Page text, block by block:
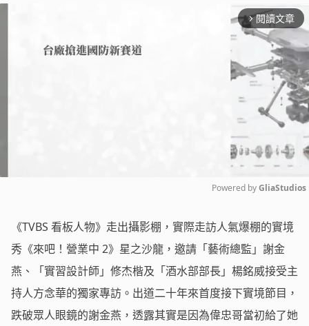
arrow_forward_ios 閱讀文章
Powered by GliaStudios
《TVBS 看板人物》走出攝影棚，實際走訪人氣爆棚的實境
秀《來吧！營業中 2》星之沙龍，邀請「藝術總監」謝金
燕、「實習設計師」修杰楷及「酒水部部長」楊銘威接受主
持人方念華的獨家專訪。出道二十年來首度接下實境節目，
跌破眾人眼鏡的謝金燕，透露其實是因為偉忠哥當初給了她